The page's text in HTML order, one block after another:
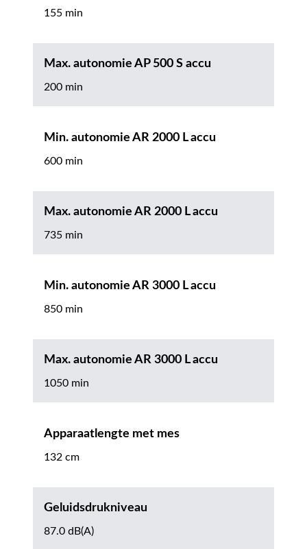
155 min
Max. autonomie AP 500 S accu
200 min
Min. autonomie AR 2000 L accu
600 min
Max. autonomie AR 2000 L accu
735 min
Min. autonomie AR 3000 L accu
850 min
Max. autonomie AR 3000 L accu
1050 min
Apparaatlengte met mes
132 cm
Geluidsdrukniveau
87.0 dB(A)